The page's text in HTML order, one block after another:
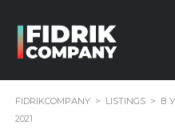
FIDRIKCOMPANY > LISTINGS > В
2021